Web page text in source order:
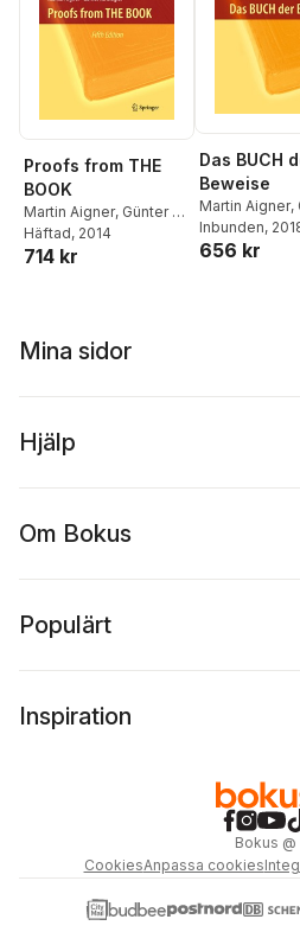
Proofs from THE
BOOK
Martin Aigner, Günter M.
Ziegler
Häftad, 2014
714 kr
Das BUCH
Beweise
Martin Aigner,
Ziegler
Inbunden,
656 kr
Mina sidor
Hjälp
Om Bokus
Populärt
Inspiration
Bokus @
CookiesAnpassa cookies